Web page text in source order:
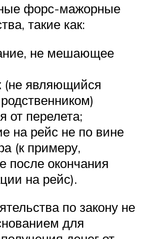
форс-мажорные
такие как:
не мешающее
(не являющийся
от перелета;
на рейс не по вине
(к примеру,
после окончания
на рейс).
по закону не
для